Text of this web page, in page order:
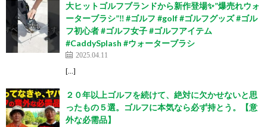
大ヒットゴルフブランドから新作登場✨️”爆売れウォ
ーターブラシ”‼️ #ゴルフ #golf #ゴルフグッズ #ゴル
フ初心者 #ゴルフ女子 #ゴルフアイテム
#CaddySplash #ウォーターブラシ
2025.04.11
[…]
２０年以上ゴルフを続けて、絶対に欠かせないと思
ったもの５選。ゴルフに本気なら必ず持とう。【意
外な必需品】